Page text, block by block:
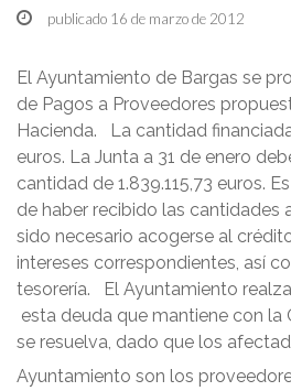
publicado 16 de marzo de 2012
El Ayuntamiento de Bargas se
de Pagos a Proveedores
Hacienda. La cantidad
euros. La Junta a 31 de enero
cantidad de 1.839.115,73 euros.
de haber recibido las cantidades
sido necesario acogerse al
intereses correspondientes, así
tesorería. El Ayuntamiento
esta deuda que mantiene con
se resuelva, dado que los
Ayuntamiento son los